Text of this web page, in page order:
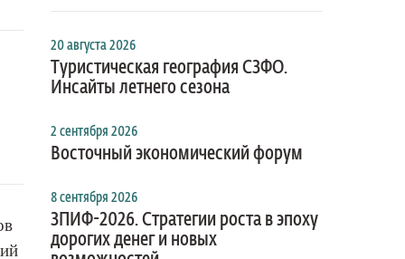
20 августа 2026
Туристическая география СЗФО.
Инсайты летнего сезона
2 сентября 2026
Восточный экономический форум
8 сентября 2026
ЗПИФ-2026. Стратегии роста в эпоху
дорогих денег и новых